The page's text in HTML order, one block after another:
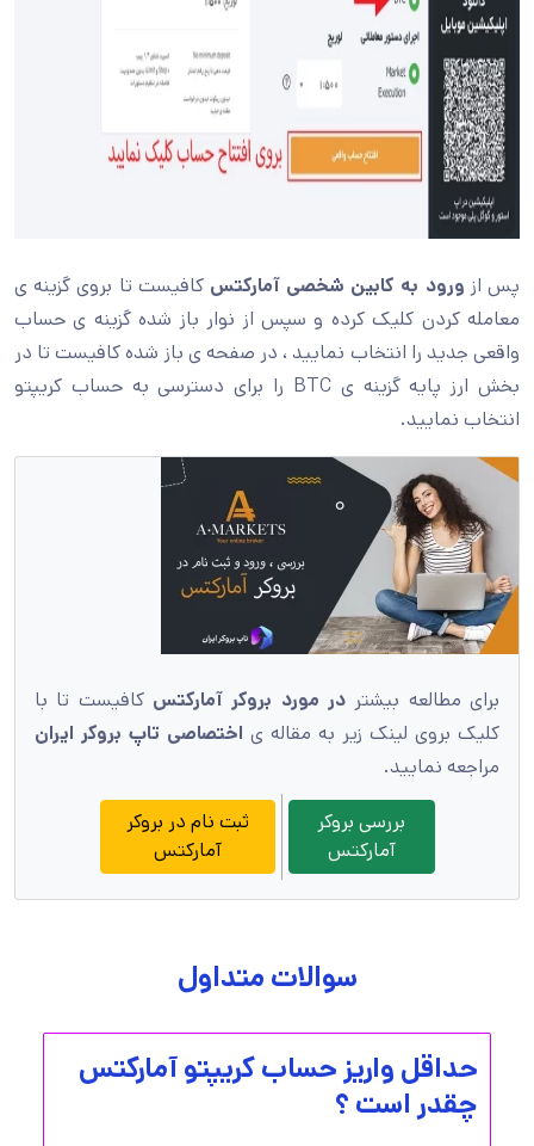
پس از ورود به کابین شخصی آمارکتسکافیست تا بروی گزینه ی
معامله کردن کلیک کرده و سپس از نوار باز شده گزینه ی حساب
واقعی جدید را انتخاب نمایید ، در صفحه ی باز شده کافیست تا در
بخش ارز پایه گزینه ی BTC را برای دسترسی به حساب کریپتو
انتخاب نمایید.
برای مطالعه بیشتر در مورد بروکر آمارکتسکافیست تا با
کلیک بروی لینک زیر به مقاله ی اختصاصی تاپ بروکر ایران
مراجعه نمایید.
بررسی بروکر
آمارکتس
ثبت نام در بروکر
آمارکتس
سوالات متداول
حداقل واریز حساب کریپتو آمارکتس
چقدر است ؟